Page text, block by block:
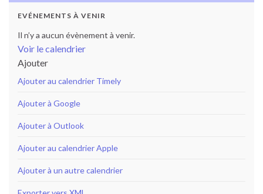
EVÉNEMENTS À VENIR
Il n’y a aucun évènement à venir.
Voir le calendrier
Ajouter
Ajouter au calendrier Timely
Ajouter à Google
Ajouter à Outlook
Ajouter au calendrier Apple
Ajouter à un autre calendrier